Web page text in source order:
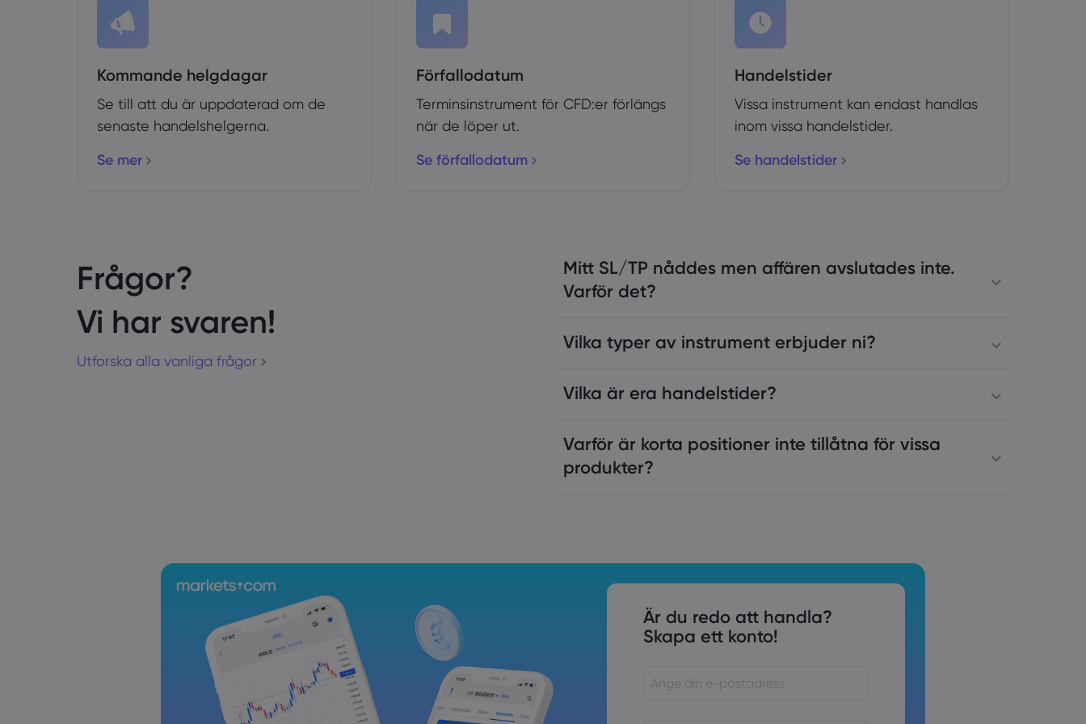
Kommande helgdagar
Se till att du är uppdaterad om de
senaste handelshelgerna.
Se mer
Förfallodatum
Terminsinstrument för CFD:er förlängs
när de löper ut.
Se förfallodatum
Handelstider
Vissa instrument kan endast handlas
inom vissa handelstider.
Se handelstider
Frågor?
Vi har svaren!
Utforska alla vanliga frågor
Mitt SL/TP nåddes men affären avslutades inte.
Varför det?
Vilka typer av instrument erbjuder ni?
Vilka är era handelstider?
Varför är korta positioner inte tillåtna för vissa
produkter?
Är du redo att handla?
Skapa ett konto!